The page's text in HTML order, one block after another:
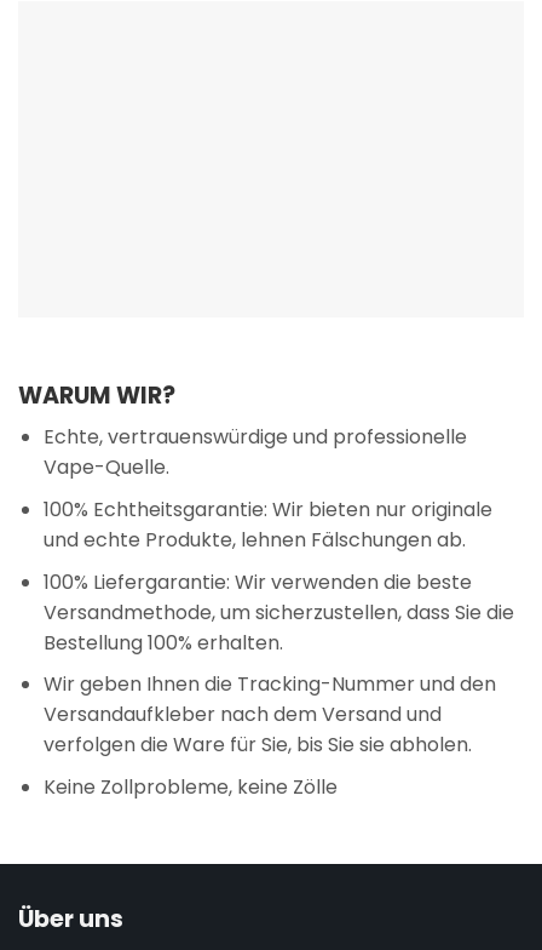
WARUM WIR?
Echte, vertrauenswürdige und professionelle
Vape-Quelle.
100% Echtheitsgarantie: Wir bieten nur originale
und echte Produkte, lehnen Fälschungen ab.
100% Liefergarantie: Wir verwenden die beste
Versandmethode, um sicherzustellen, dass Sie die
Bestellung 100% erhalten.
Wir geben Ihnen die Tracking-Nummer und den
Versandaufkleber nach dem Versand und
verfolgen die Ware für Sie, bis Sie sie abholen.
Keine Zollprobleme, keine Zölle
Über uns